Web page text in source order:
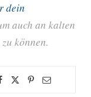
dein
auch an kalten
können.